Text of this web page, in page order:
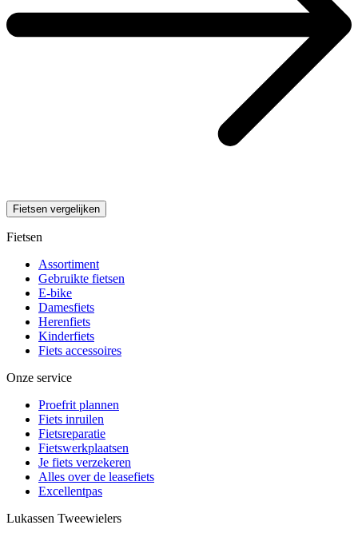
Fietsen vergelijken
Fietsen
Assortiment
Gebruikte fietsen
E-bike
Damesfiets
Herenfiets
Kinderfiets
Fiets accessoires
Onze service
Proefrit plannen
Fiets inruilen
Fietsreparatie
Fietswerkplaatsen
Je fiets verzekeren
Alles over de leasefiets
Excellentpas
Lukassen Tweewielers